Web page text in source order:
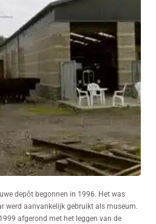
depôt begonnen in 1996. Het was
werd aanvankelijk gebruikt als museum.
afgerond met het leggen van de